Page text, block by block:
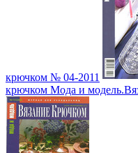
крючком № 04-2011
крючком Мода и